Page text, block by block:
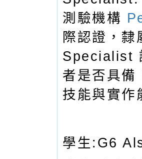
測驗機構
際認證，
Specialist
者是否具
技能與實作
學生:G6